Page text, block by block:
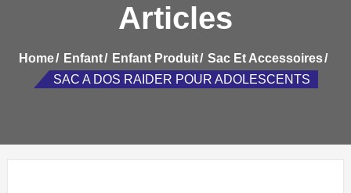
Articles
Home Enfant Enfant Produit
Sac Et Accessoires
SAC A DOS RAIDER POUR ADOLESCENTS